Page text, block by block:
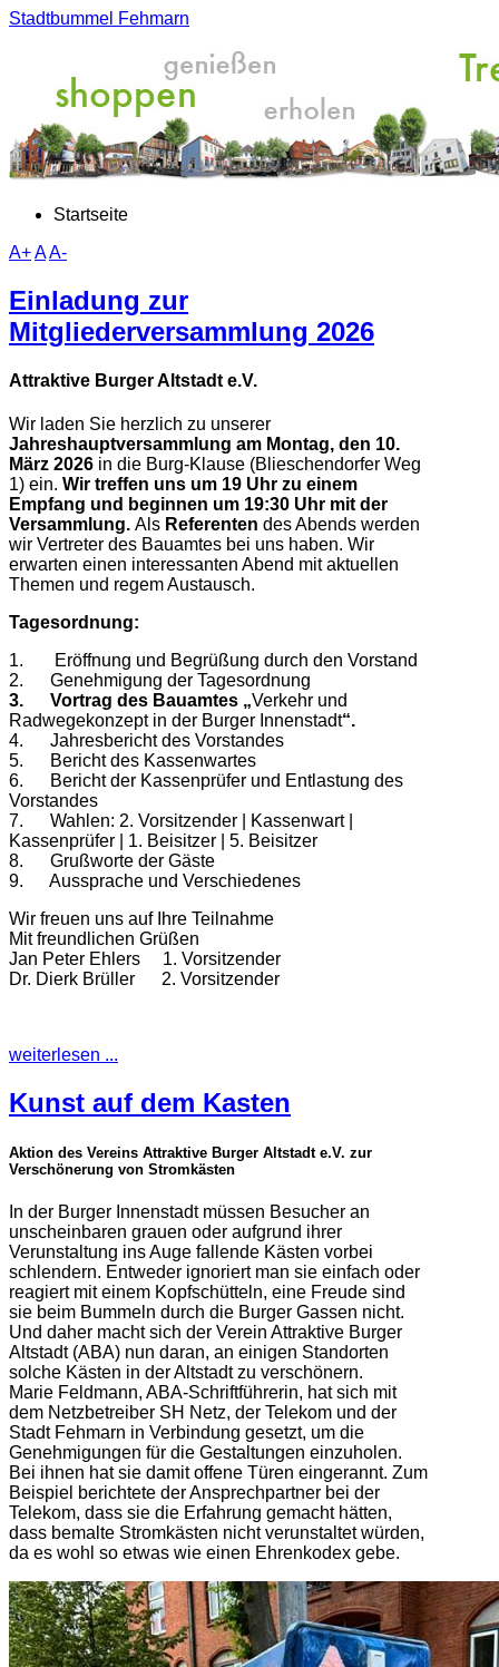
Stadtbummel Fehmarn
Startseite
A+AA-
Einladung zur
Mitgliederversammlung 2026
Attraktive Burger Altstadt e.V.
Wir laden Sie herzlich zu unserer
Jahreshauptversammlung am Montag, den 10.
März 2026 in die Burg-Klause (Blieschendorfer Weg
1) ein. Wir treffen uns um 19 Uhr zu einem
Empfang und beginnen um 19:30 Uhr mit der
Versammlung. Als Referenten des Abends werden
wir Vertreter des Bauamtes bei uns haben. Wir
erwarten einen interessanten Abend mit aktuellen
Themen und regem Austausch.
Tagesordnung:
1. Eröffnung und Begrüßung durch den Vorstand
2. Genehmigung der Tagesordnung
3. Vortrag des Bauamtes „Verkehr und
Radwegekonzept in der Burger Innenstadt“.
4. Jahresbericht des Vorstandes
5. Bericht des Kassenwartes
6. Bericht der Kassenprüfer und Entlastung des
Vorstandes
7. Wahlen: 2. Vorsitzender | Kassenwart |
Kassenprüfer | 1. Beisitzer | 5. Beisitzer
8. Grußworte der Gäste
9. Aussprache und Verschiedenes
Wir freuen uns auf Ihre Teilnahme
Mit freundlichen Grüßen
Jan Peter Ehlers 1. Vorsitzender
Dr. Dierk Brüller 2. Vorsitzender
weiterlesen ...
Kunst auf dem Kasten
Aktion des Vereins Attraktive Burger Altstadt e.V. zur
Verschönerung von Stromkästen
In der Burger Innenstadt müssen Besucher an
unscheinbaren grauen oder aufgrund ihrer
Verunstaltung ins Auge fallende Kästen vorbei
schlendern. Entweder ignoriert man sie einfach oder
reagiert mit einem Kopfschütteln, eine Freude sind
sie beim Bummeln durch die Burger Gassen nicht.
Und daher macht sich der Verein Attraktive Burger
Altstadt (ABA) nun daran, an einigen Standorten
solche Kästen in der Altstadt zu verschönern.
Marie Feldmann, ABA-Schriftführerin, hat sich mit
dem Netzbetreiber SH Netz, der Telekom und der
Stadt Fehmarn in Verbindung gesetzt, um die
Genehmigungen für die Gestaltungen einzuholen.
Bei ihnen hat sie damit offene Türen eingerannt. Zum
Beispiel berichtete der Ansprechpartner bei der
Telekom, dass sie die Erfahrung gemacht hätten,
dass bemalte Stromkästen nicht verunstaltet würden,
da es wohl so etwas wie einen Ehrenkodex gebe.